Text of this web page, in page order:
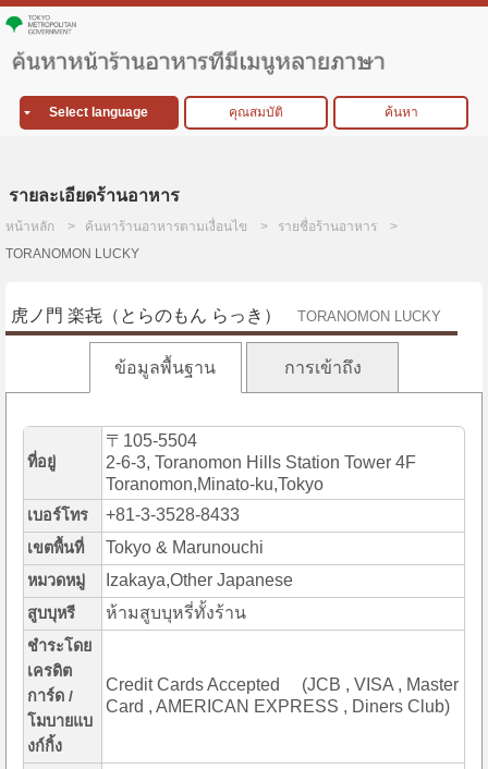
Select language คุณสมบัติ ค้นหา
รายละเอียดร้านอาหาร
หน้าหลัก ค้นหาร้านอาหารตามเงื่อนไข
รายชื่อร้านอาหาร
TORANOMON LUCKY
虎ノ門 楽㐂（とらのもん らっき） TORANOMON LUCKY
ข้อมูลพื้นฐาน การเข้าถึง
ที่อยู่
〒105-5504
2-6-3, Toranomon Hills Station Tower 4F
Toranomon,Minato-ku,Tokyo
เบอร์โทร +81-3-3528-8433
เขตพื้นที่ Tokyo & Marunouchi
หมวดหมู่ Izakaya,Other Japanese
สูบบุหรี ห้ามสูบบุหรี่ทั้งร้าน
ชำระโดย
เครดิต
การ์ด /
โมบายแบ
งก์กิ้ง
Credit Cards Accepted (JCB , VISA , Master
Card , AMERICAN EXPRESS , Diners Club)